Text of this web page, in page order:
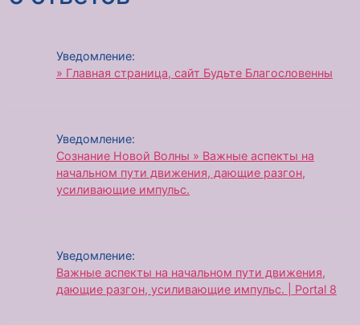
Уведомление:
» Главная страница, сайт Будьте Благословенны
Уведомление:
Сознание Новой Волны » Важные аспекты на
начальном пути движения, дающие разгон,
усиливающие импульс.
Уведомление:
Важные аспекты на начальном пути движения,
дающие разгон, усиливающие импульс. | Portal 8